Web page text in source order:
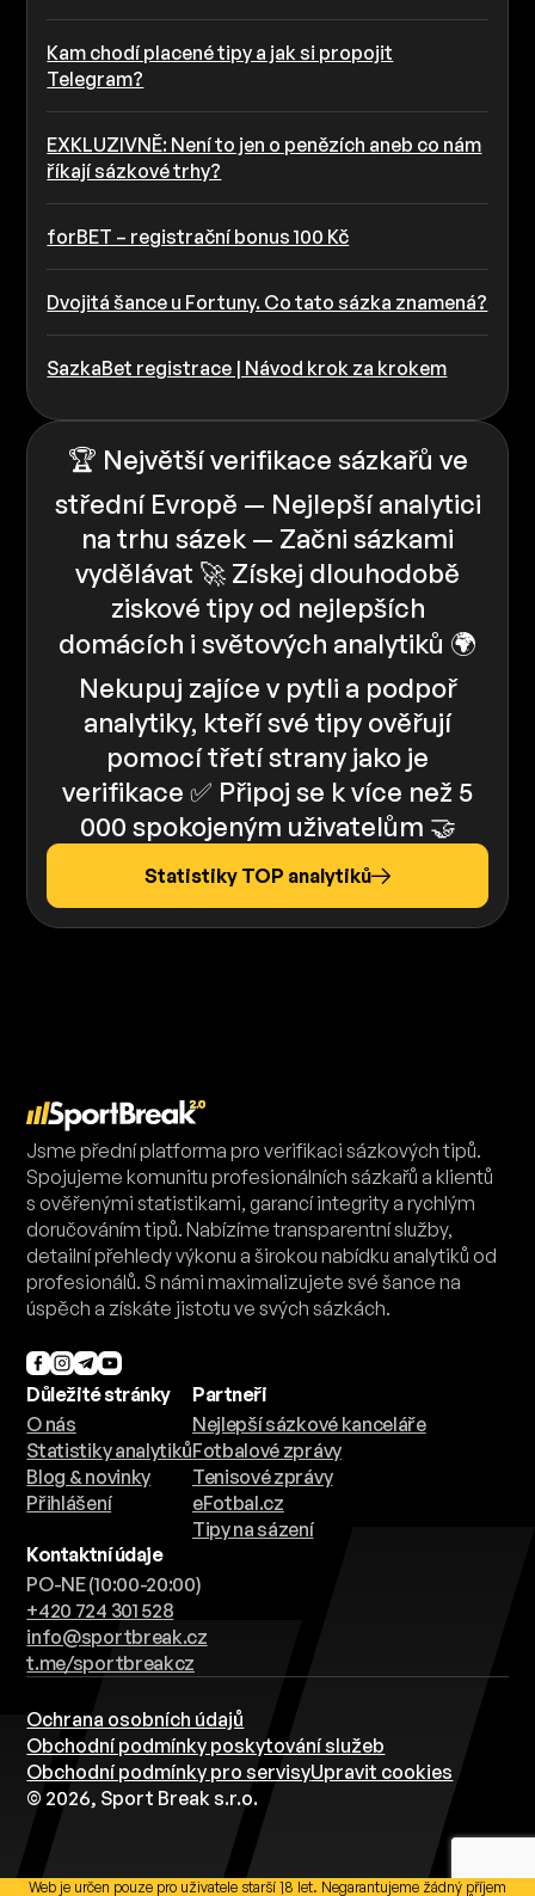
Kam chodí placené tipy a jak si propojit
Telegram?
EXKLUZIVNĚ: Není to jen o penězích aneb co nám
říkají sázkové trhy?
forBET – registrační bonus 100 Kč
Dvojitá šance u Fortuny. Co tato sázka znamená?
SazkaBet registrace | Návod krok za krokem
🏆 Největší verifikace sázkařů ve
střední Evropě — Nejlepší analytici
na trhu sázek — Začni sázkami
vydělávat 🚀 Získej dlouhodobě
ziskové tipy od nejlepších
domácích i světových analytiků 🌍
Nekupuj zajíce v pytli a podpoř
analytiky, kteří své tipy ověřují
pomocí třetí strany jako je
verifikace ✅️️ Připoj se k více než 5
000 spokojeným uživatelům 🤝
Statistiky TOP analytiků
Jsme přední platforma pro verifikaci sázkových tipů.
Spojujeme komunitu profesionálních sázkařů a klientů
s ověřenými statistikami, garancí integrity a rychlým
doručováním tipů. Nabízíme transparentní služby,
detailní přehledy výkonu a širokou nabídku analytiků od
profesionálů. S námi maximalizujete své šance na
úspěch a získáte jistotu ve svých sázkách.
Důležité stránky
O nás
Statistiky analytiků
Blog & novinky
Přihlášení
Partneři
Nejlepší sázkové kanceláře
Fotbalové zprávy
Tenisové zprávy
eFotbal.cz
Tipy na sázení
Kontaktní údaje
PO-NE (10:00-20:00)
+420 724 301 528
info@sportbreak.cz
t.me/sportbreakcz
Ochrana osobních údajů
Obchodní podmínky poskytování služeb
Obchodní podmínky pro servisyUpravit cookies
© 2026, Sport Break s.r.o.
Web je určen pouze pro uživatele starší 18 let. Negarantujeme žádný příjem